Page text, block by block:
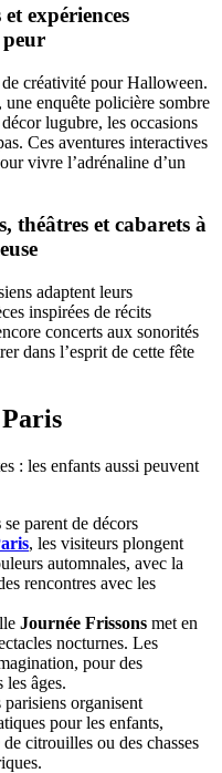
expériences
peur
créativité pour Halloween.
, une enquête policière sombre
lugubre, les occasions
Ces aventures interactives
vivre l’adrénaline d’un
théâtres et cabarets à
adaptent leurs
inspirées de récits
concerts aux sonorités
dans l’esprit de cette fête
: les enfants aussi peuvent
se parent de décors
, les visiteurs plongent
automnales, avec la
rencontres avec les
Journée Frissons met en
nocturnes. Les
pour des
les âges.
organisent
pour les enfants,
citrouilles ou des chasses